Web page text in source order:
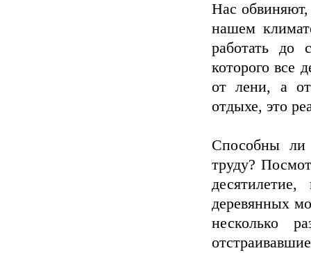
Нас
нашем
работать до
которого все
от лени, а от
отдыхе, это
Способны ли
труду?
деревянных
несколько